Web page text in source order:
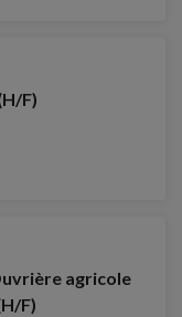
F)
agricole
F)